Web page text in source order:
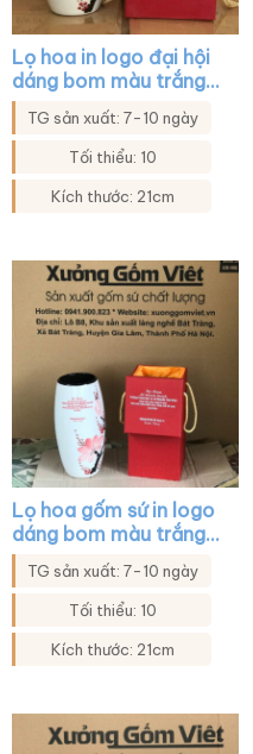
Lọ hoa in logo đại hội
dáng bom màu trắng
họa tiết hoa đào XG-
LH32
TG sản xuất: 7-10 ngày
Tối thiểu: 10
Kích thước: 21cm
Lọ hoa gốm sứ in logo
dáng bom màu trắng
họa tiết hoa đào XG-
LH25
TG sản xuất: 7-10 ngày
Tối thiểu: 10
Kích thước: 21cm